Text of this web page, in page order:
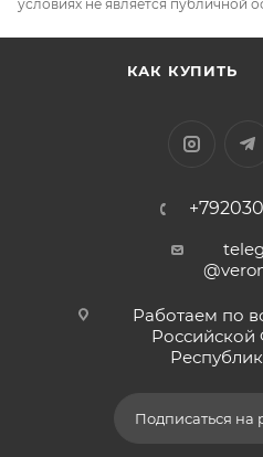
условиях не является публичной
КАК КУПИТЬ
Работаем по
Подписаться на